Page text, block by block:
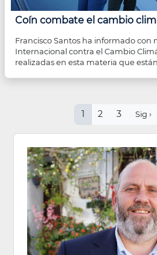
Coín combate el cambio
Francisco Santos ha informado con
Internacional contra el Cambio
realizadas en esta materia que
Paginación
Página
actual
1 Page
2 Page
3 Sig ›